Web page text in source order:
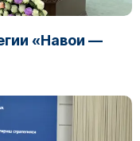
«Навои —